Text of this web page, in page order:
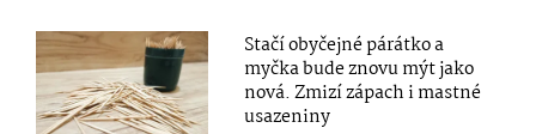
Stačí obyčejné párátko a
myčka bude znovu mýt jako
nová. Zmizí zápach i mastné
usazeniny